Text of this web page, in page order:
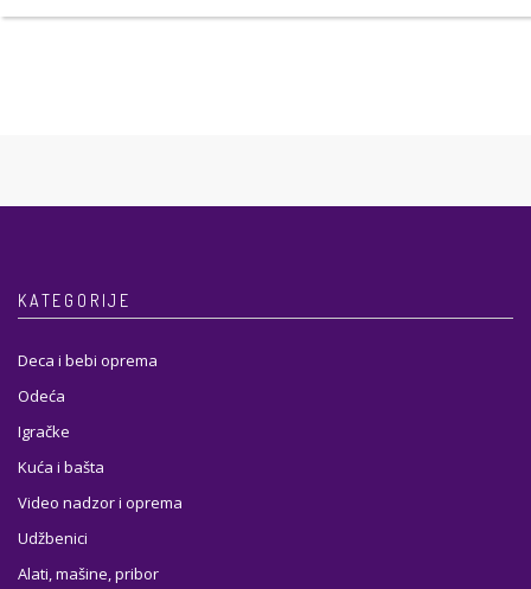
KATEGORIJE
Deca i bebi oprema
Odeća
Igračke
Kuća i bašta
Video nadzor i oprema
Udžbenici
Alati, mašine, pribor